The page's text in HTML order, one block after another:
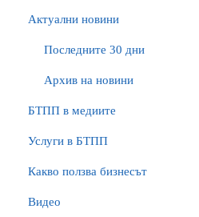
Актуални новини
Последните 30 дни
Архив на новини
БTПП в медиите
Услуги в БТПП
Какво ползва бизнесът
Видео